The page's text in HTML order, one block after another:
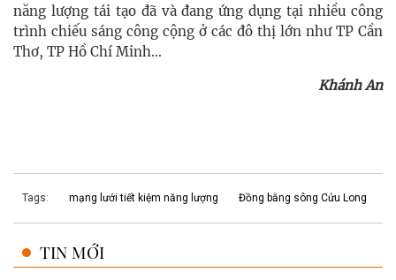
năng lượng tái tạo đã và đang ứng dụng tại nhiều công
trình chiếu sáng công cộng ở các đô thị lớn như TP Cần
Thơ, TP Hồ Chí Minh…
Khánh An
Tags: mạng lưới tiết kiệm năng lượng Đồng bằng sông Cửu Long
TIN MỚI